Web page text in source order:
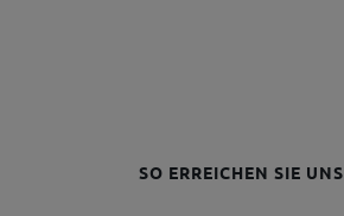
SO ERREICHEN SIE UNS